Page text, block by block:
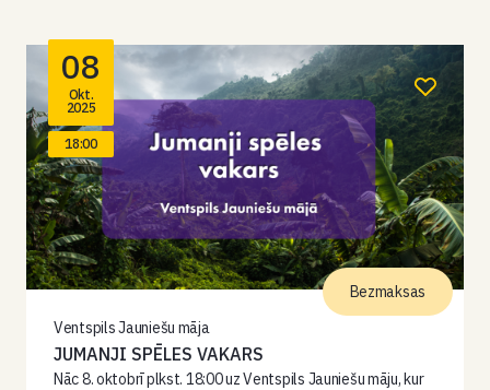
08
Okt.
2025
18:00
Ventspils Jauniešu māja
JUMANJI SPĒLES VAKARS
Nāc 8. oktobrī plkst. 18:00 uz Ventspils Jauniešu māju, kur
Bezmaksas